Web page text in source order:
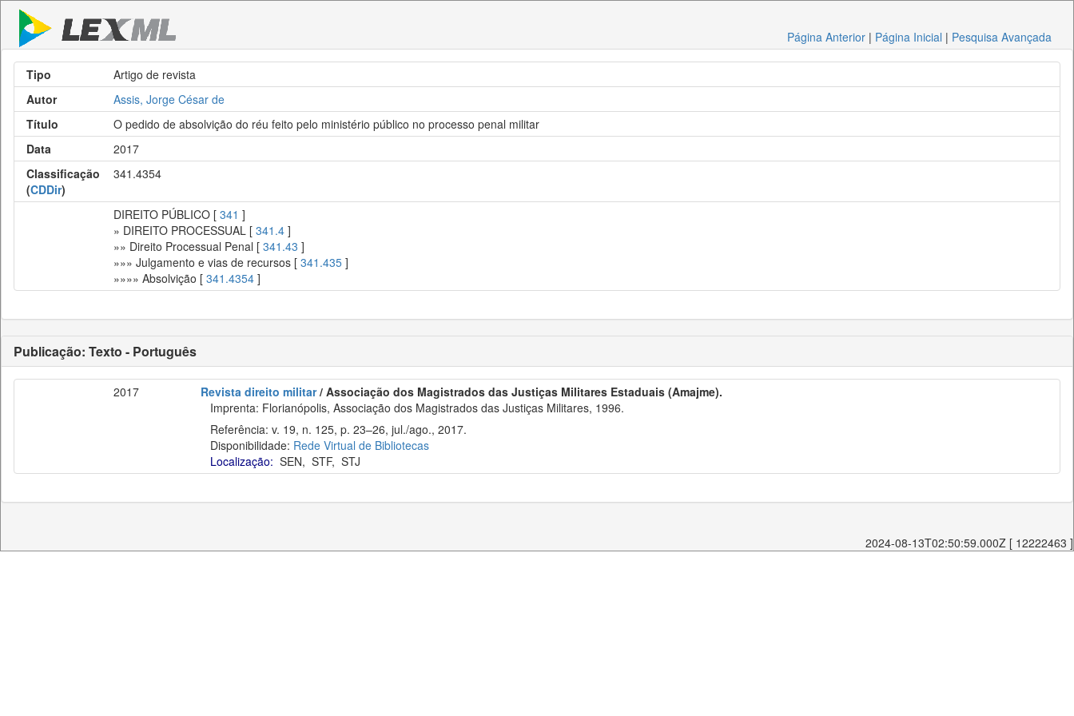
Página Anterior | Página Inicial | Pesquisa Avançada
Tipo
Artigo de revista
Autor
Assis, Jorge César de
Título
O pedido de absolvição do réu feito pelo ministério público no processo penal militar
Data
2017
Classificação
(CDDir)
341.4354
DIREITO PÚBLICO [ 341 ]
» DIREITO PROCESSUAL [ 341.4 ]
»» Direito Processual Penal [ 341.43 ]
»»» Julgamento e vias de recursos [ 341.435 ]
»»»» Absolvição [ 341.4354 ]
Publicação: Texto - Português
2017 Revista direito militar/ Associação dos Magistrados das Justiças Militares Estaduais (Amajme).
Imprenta: Florianópolis, Associação dos Magistrados das Justiças Militares, 1996.
Referência: v. 19, n. 125, p. 23–26, jul./ago., 2017.
Disponibilidade: Rede Virtual de Bibliotecas
Localização: SEN, STF, STJ
2024-08-13T02:50:59.000Z [ 12222463 ]